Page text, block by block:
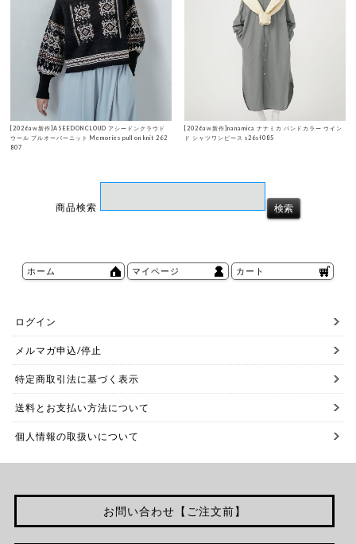
[2026aw新作]ASEEDONCLOUD アシードンクラウド
ウール プルオーバーニット Memories pull on knit 262
807
[2026aw新作]nanamica ナナミカ バンドカラー ウイン
ド シャツワンピース s26sf085
商品検索
ホーム マイページ カート
ログイン
メルマガ申込/停止
特定商取引法に基づく表示
送料とお支払い方法について
個人情報の取扱いについて
お問い合わせ【ご注文前】